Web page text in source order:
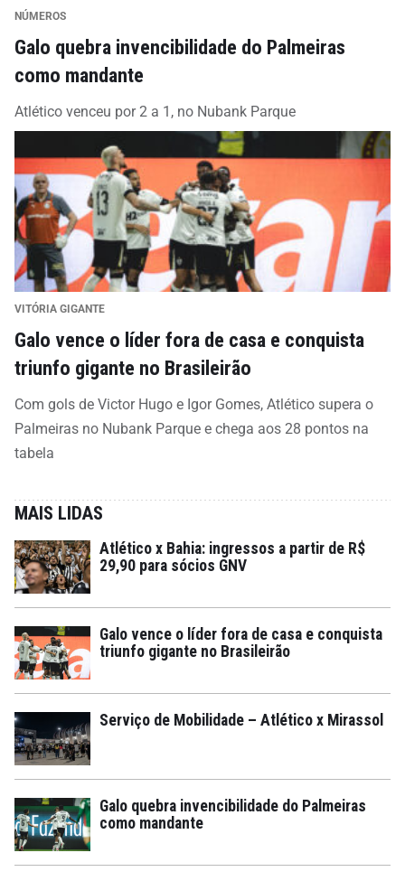
NÚMEROS
Galo quebra invencibilidade do Palmeiras
como mandante
Atlético venceu por 2 a 1, no Nubank Parque
VITÓRIA GIGANTE
Galo vence o líder fora de casa e conquista
triunfo gigante no Brasileirão
Com gols de Victor Hugo e Igor Gomes, Atlético supera o
Palmeiras no Nubank Parque e chega aos 28 pontos na
tabela
MAIS LIDAS
Atlético x Bahia: ingressos a partir de R$
29,90 para sócios GNV
Galo vence o líder fora de casa e conquista
triunfo gigante no Brasileirão
Serviço de Mobilidade – Atlético x Mirassol
Galo quebra invencibilidade do Palmeiras
como mandante